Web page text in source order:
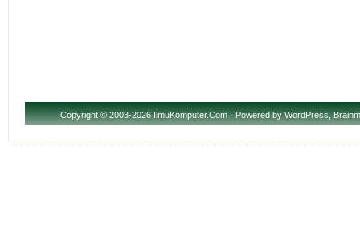
Copyright© 2003-2026 IlmuKomputer.Com · Powered byWordPress,